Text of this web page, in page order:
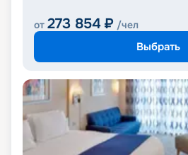
от 273 854 ₽ /чел
Выбрать